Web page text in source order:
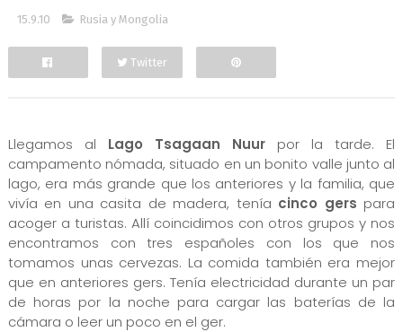
15.9.10 Rusia y Mongolia
Twitter
Llegamos al Lago Tsagaan Nuur por la tarde. El
campamento nómada, situado en un bonito valle junto al
lago, era más grande que los anteriores y la familia, que
vivía en una casita de madera, tenía cinco gers para
acoger a turistas. Allí coincidimos con otros grupos y nos
encontramos con tres españoles con los que nos
tomamos unas cervezas. La comida también era mejor
que en anteriores gers. Tenía electricidad durante un par
de horas por la noche para cargar las baterías de la
cámara o leer un poco en el ger.